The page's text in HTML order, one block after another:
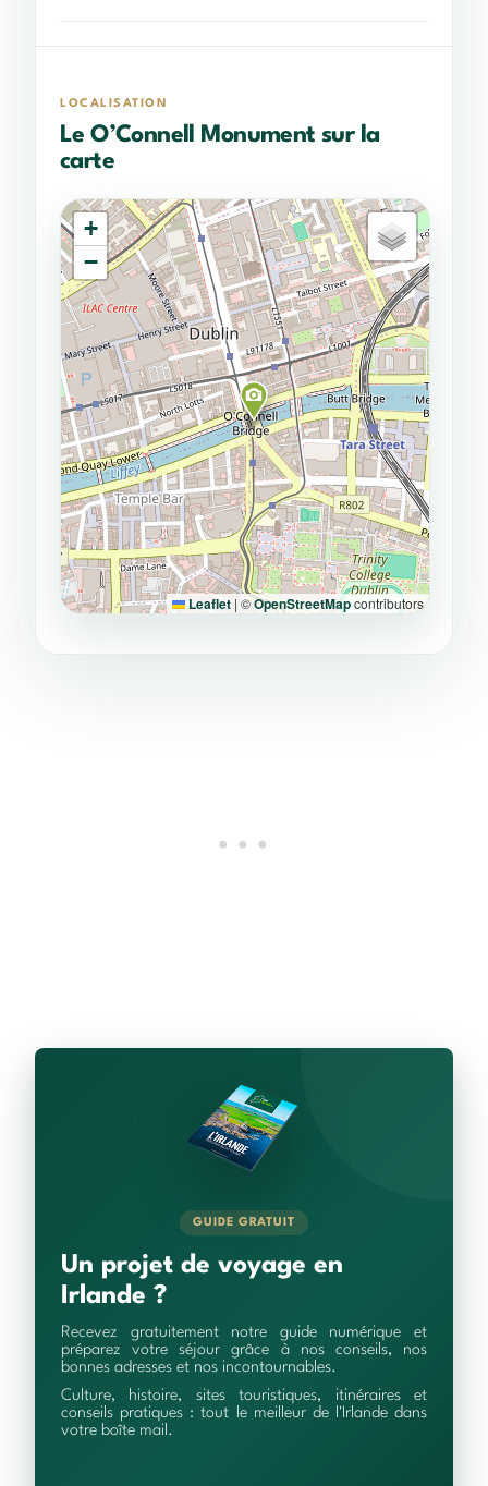
LOCALISATION
Le O’Connell Monument sur la
carte
+
−
Leaflet | ©OpenStreetMapcontributors
GUIDE GRATUIT
Un projet de voyage en
Irlande ?
Recevez gratuitement notre guide numérique et
préparez votre séjour grâce à nos conseils, nos
bonnes adresses et nos incontournables.
Culture, histoire, sites touristiques, itinéraires et
conseils pratiques : tout le meilleur de l'Irlande dans
votre boîte mail.